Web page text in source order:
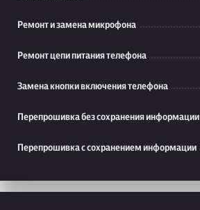
Ремонт и замена микрофона
Ремонт цепи питания телефона
Замена кнопки включения телефона
Перепрошивка без сохранения информации
Перепрошивка с сохранением информации